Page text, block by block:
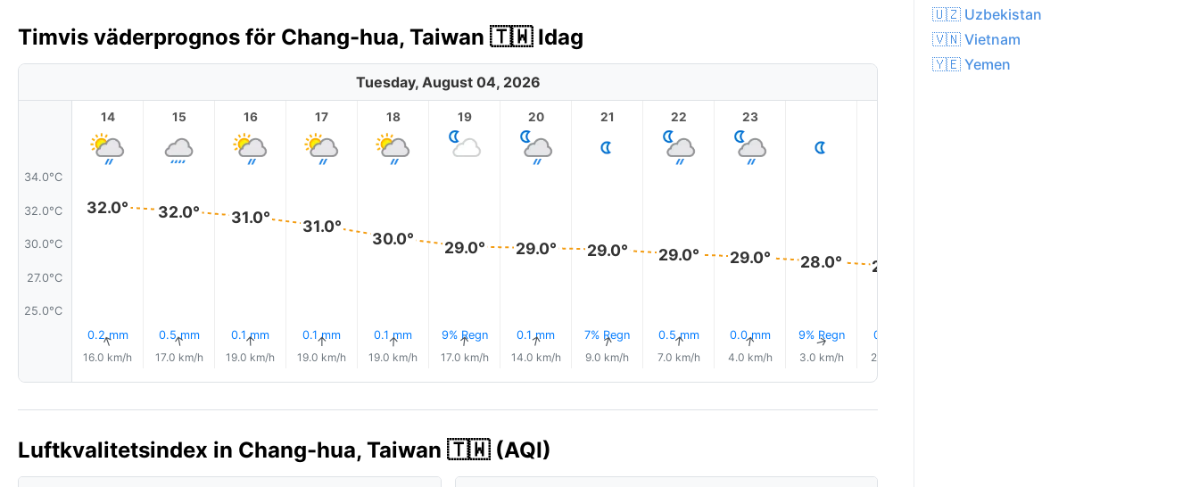
Timvis väderprognos för Chang-hua, Taiwan 🇹🇼 Idag
Tuesday, August 04, 2026
34.0°C
32.0°C
30.0°C
27.0°C
25.0°C
14
32.0°
0.2 mm
↑
16.0 km/h
15
32.0°
0.5 mm
↑
17.0 km/h
16
31.0°
0.1 mm
↑
19.0 km/h
17
31.0°
0.1 mm
↑
19.0 km/h
18
30.0°
0.1 mm
↑
19.0 km/h
19
29.0°
9% Regn
↑
17.0 km/h
20
29.0°
0.1 mm
↑
14.0 km/h
21
29.0°
7% Regn
↑
9.0 km/h
22
29.0°
0.5 mm
↑
7.0 km/h
23
29.0°
0.0 mm
↑
4.0 km/h
28.0°
9% Regn
↑
3.0 km/h
28.0°
0.1 mm
2.0 km/h
Luftkvalitetsindex in Chang-hua, Taiwan 🇹🇼 (AQI)
🇺🇿 Uzbekistan
🇻🇳 Vietnam
🇾🇪 Yemen